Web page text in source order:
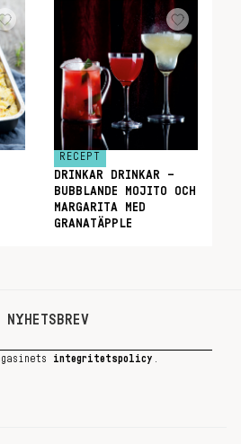
RECEPT
DRINKAR DRINKAR –
BUBBLANDE MOJITO OCH
MARGARITA MED
GRANATÄPPLE
integritetspolicy